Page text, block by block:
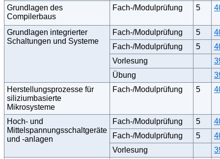
Grundlagen des
Compilerbaus
Fach-/Modulprüfung 5
Grundlagen integrierter
Schaltungen und Systeme
Fach-/Modulprüfung 5
Fach-/Modulprüfung
5
Vorlesung
Übung
Herstellungsprozesse für
siliziumbasierte
Mikrosysteme
Fach-/Modulprüfung 5
Hoch- und
Mittelspannungsschaltgeräte
und -anlagen
Fach-/Modulprüfung 5
Fach-/Modulprüfung
5
Vorlesung